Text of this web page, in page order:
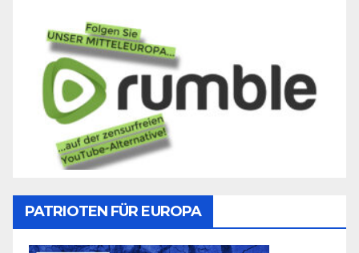
PATRIOTEN FÜR EUROPA